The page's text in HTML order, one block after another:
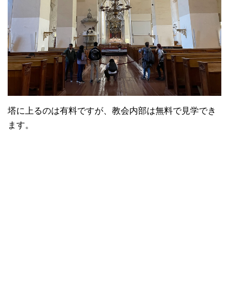
↑聖オレフ教会
ノルウェーの聖人王を祀った教会で、旧市街で最も高
い建物（124m）です。
台所をのぞくにはちと高すぎるな。